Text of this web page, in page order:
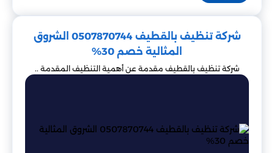
شركة تنظيف بالقطيف 0507870744 الشروق
المثالية خصم 30%
شركة تنظيف بالقطيف مقدمة عن أهمية التنظيف المقدمة ..